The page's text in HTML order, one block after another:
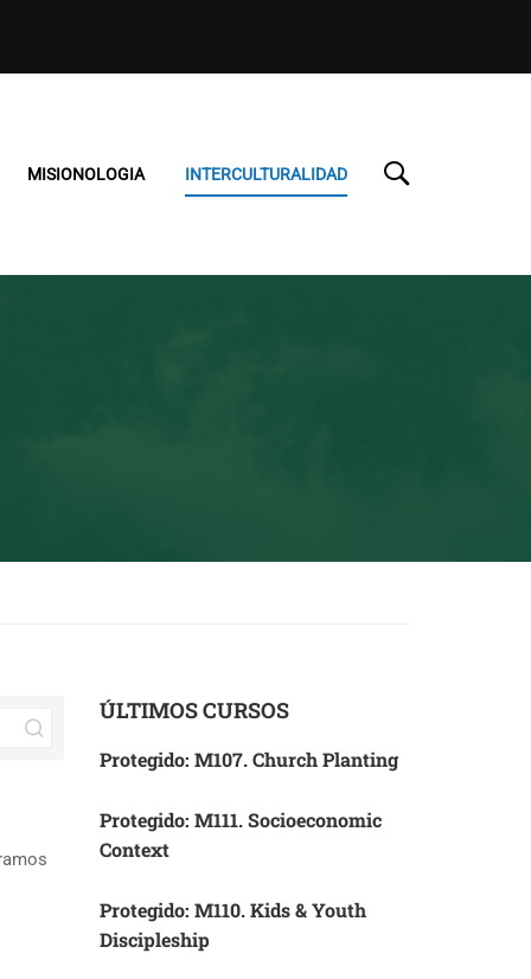
MISIONOLOGIA INTERCULTURALIDAD
ÚLTIMOS CURSOS
Protegido: M107. Church Planting
Protegido: M111. Socioeconomic
Context
Protegido: M110. Kids & Youth
Discipleship